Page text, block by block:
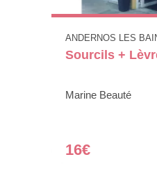
ANDERNOS LES
Sourcils +
Marine Beauté
16€